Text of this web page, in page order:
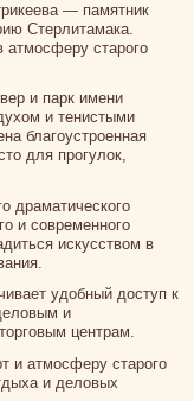
— памятник
Стерлитамака.
атмосферу старого
и парк имени
и тенистыми
благоустроенная
для прогулок,
драматического
и современного
искусством в
удобный доступ к
и
центрам.
и атмосферу старого
и деловых